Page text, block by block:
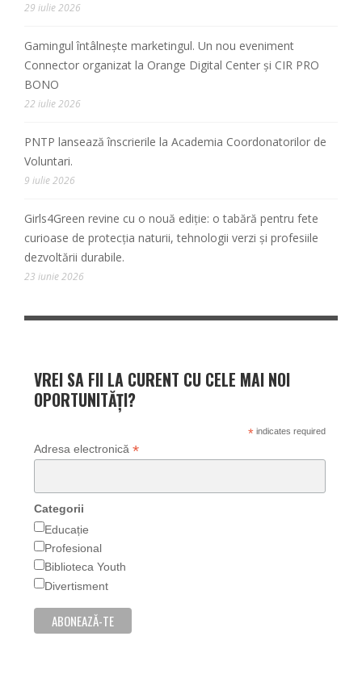
29 iulie 2026
Gamingul întâlnește marketingul. Un nou eveniment
Connector organizat la Orange Digital Center și CIR PRO
BONO
22 iulie 2026
PNTP lansează înscrierile la Academia Coordonatorilor de
Voluntari.
9 iulie 2026
Girls4Green revine cu o nouă ediție: o tabără pentru fete
curioase de protecția naturii, tehnologii verzi și profesiile
dezvoltării durabile.
23 iunie 2026
VREI SA FII LA CURENT CU CELE MAI NOI
OPORTUNITĂȚI?
*indicates required
Adresa electronică *
Categorii
Educație
Profesional
Biblioteca Youth
Divertisment